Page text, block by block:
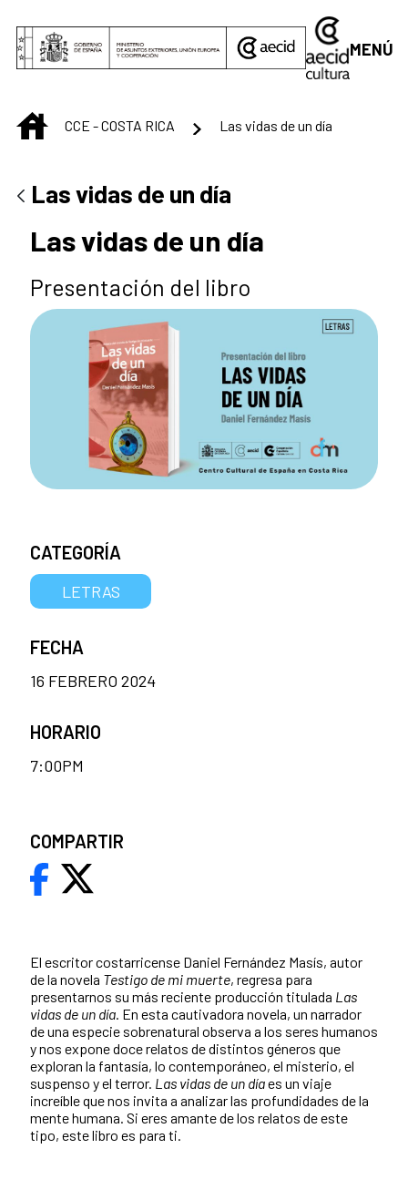
MENÚ
INICIO
CCE - COSTA RICA Las vidas de un día
Las vidas de un día
Las vidas de un día
Presentación del libro
El escritor costarricense Daniel Fernández Masís, autor
de la novela Testigo de mi muerte, regresa para
presentarnos su más reciente producción titulada Las
vidas de un día . En esta cautivadora novela, un narrador
de una especie sobrenatural observa a los seres humanos
y nos expone doce relatos de distintos géneros que
exploran la fantasía, lo contemporáneo, el misterio, el
suspenso y el terror. Las vidas de un díaes un viaje
increíble que nos invita a analizar las profundidades de la
mente humana. Si eres amante de los relatos de este
tipo, este libro es para ti.
CATEGORÍA
LETRAS
FECHA
16 FEBRERO 2024
HORARIO
7:00PM
COMPARTIR